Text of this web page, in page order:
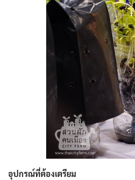
อุปกรณ์ที่ต้องเตรียม